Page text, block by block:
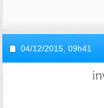
04/12/2015, 09h41